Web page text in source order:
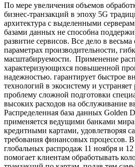
По мере увеличения объемов
бизнес-транзакций в эпоху 5G
архитектура с выделенными
базами данных не способна
развитие сервисов. Все дело в
параметрах производительности,
масштабируемости. Применение
характеризующихся повышенной
надежностью. гарантирует быстрое
технологий в экосистему и
проблему сложной подготовки
высоких расходов на обслуживание
Распределенная база данных Golden
применяется ведущими банками
кредитными картами, удовлетворяя
требования финансовых процессов.
глобальных распродаж 11 ноября и
помогает клиентам обработывать